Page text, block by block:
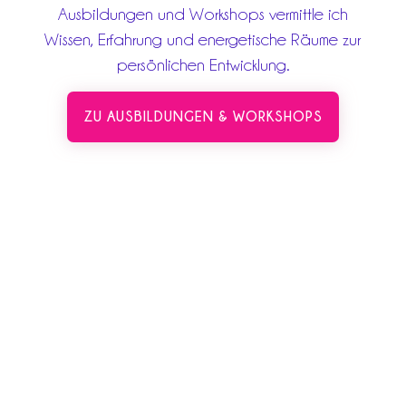
Ausbildungen und Workshops vermittle ich
Wissen, Erfahrung und energetische Räume zur
persönlichen Entwicklung.
ZU AUSBILDUNGEN & WORKSHOPS